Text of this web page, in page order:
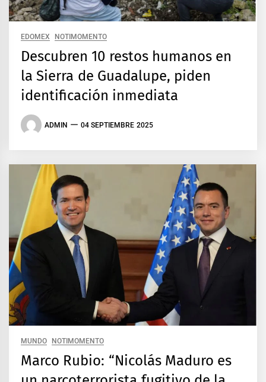
EDOMEX NOTIMOMENTO
Descubren 10 restos humanos en
la Sierra de Guadalupe, piden
identificación inmediata
ADMIN 04 SEPTIEMBRE 2025
MUNDO NOTIMOMENTO
Marco Rubio: “Nicolás Maduro es